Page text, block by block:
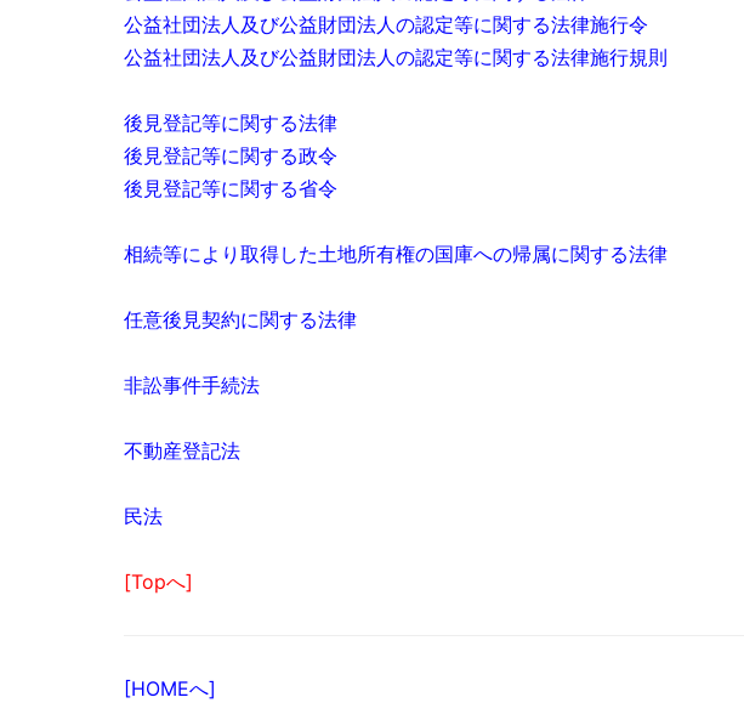
公益社団法人及び公益財団法人の認定等に関する法律施行令
公益社団法人及び公益財団法人の認定等に関する法律施行規則
後見登記等に関する法律
後見登記等に関する政令
後見登記等に関する省令
相続等により取得した土地所有権の国庫への帰属に関する法律
任意後見契約に関する法律
非訟事件手続法
不動産登記法
民法
[Topへ]
[HOMEへ]